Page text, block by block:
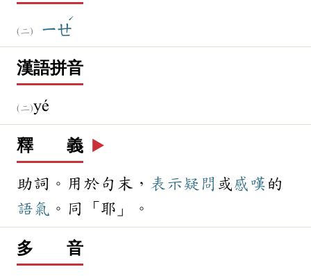
ㄧㄝ
ˊ
漢語拼音
yé
釋 義 ▶️
助詞。用於句末， 表示疑問 或感嘆 的
語氣 。同「耶」。
多 音